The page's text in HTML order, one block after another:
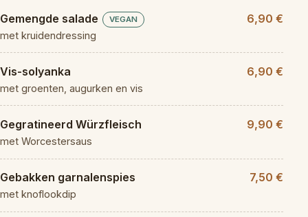
Gemengde salade VEGAN
met kruidendressing
6,90 €
Vis-solyanka
met groenten, augurken en vis
6,90 €
Gegratineerd Würzfleisch
met Worcestersaus
9,90 €
Gebakken garnalenspies
met knoflookdip
7,50 €